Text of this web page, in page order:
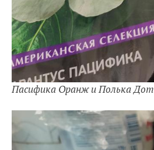
Пасифика Оранж и Полька Дот